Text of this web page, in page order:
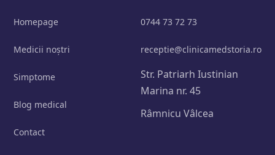
Homepage
Medicii noștri
Simptome
Blog medical
Contact
0744 73 72 73
receptie@clinicamedstoria.ro
Str. Patriarh Iustinian
Marina nr. 45
Râmnicu Vâlcea